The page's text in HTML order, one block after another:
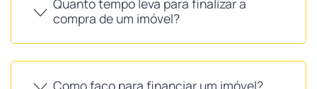
Quanto tempo leva para finalizar a
compra de um imóvel?
Como faço para financiar um imóvel?